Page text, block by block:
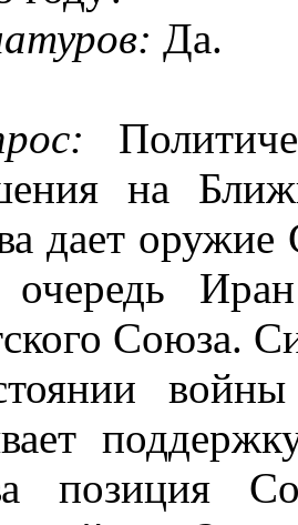
: Да.
на
дает
Союза.
позиция